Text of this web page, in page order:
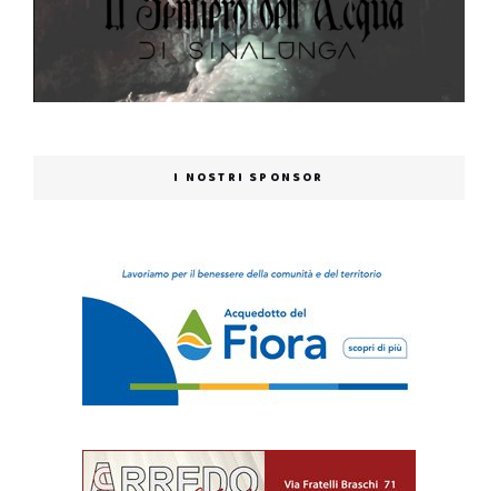
I NOSTRI SPONSOR